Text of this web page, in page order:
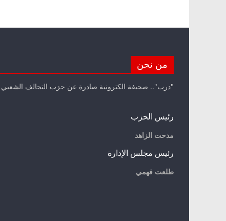
من نحن
"درب".. صحيفة الكترونية صادرة عن حزب التحالف الشعبي
رئيس الحزب
مدحت الزاهد
رئيس مجلس الإدارة
طلعت فهمي